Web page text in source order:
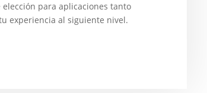
para aplicaciones tanto
experiencia al siguiente nivel.